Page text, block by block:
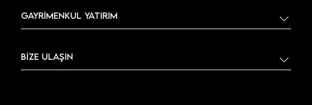
GAYRİMENKUL YATIRIM
BİZE ULAŞIN